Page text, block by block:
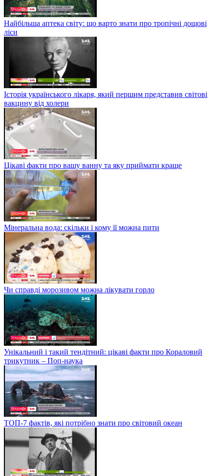
Найбільша аптека світу: що варто знати про тропічні дощові
ліси
Історія українського лікаря, який першим представив світові
вакцину від холери
Цікаві факти про вашу ванну та яку приймати краще
Мінеральна вода: скільки і кому її можна пити
Чи справді морозивом можна лікувати горло
Унікальний і такий тендітний: цікаві факти про Кораловий
трикутник – Поп-наука
ТОП-7 фактів, які потрібно знати про світовий океан